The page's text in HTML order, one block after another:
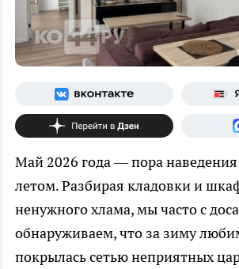
Май 2026 года — пора
летом. Разбирая кладовки и
ненужного хлама, мы часто с
обнаруживаем, что за зиму
покрылась сетью неприятных